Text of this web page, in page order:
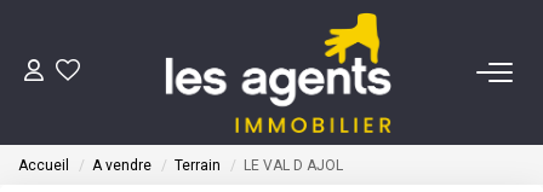
ACHETER
Accueil A vendre Terrain LE VAL D AJOL